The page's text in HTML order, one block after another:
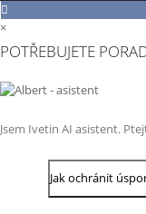
×
POTŘEBUJETE
Jsem Ivetin AI asistent.
Jak ochránit